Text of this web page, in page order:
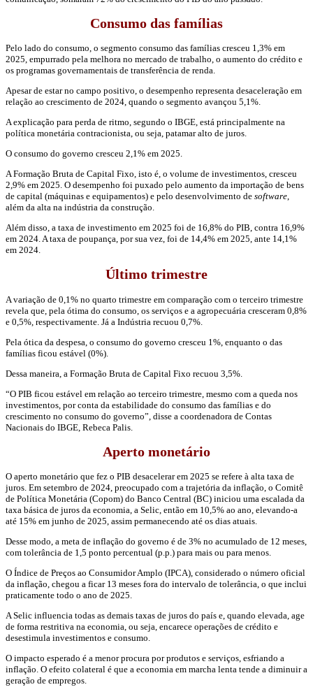
Consumo das famílias
Pelo lado do consumo, o segmento consumo das famílias cresceu 1,3% em
2025, empurrado pela melhora no mercado de trabalho, o aumento do crédito e
os programas governamentais de transferência de renda.
Apesar de estar no campo positivo, o desempenho representa desaceleração em
relação ao crescimento de 2024, quando o segmento avançou 5,1%.
A explicação para perda de ritmo, segundo o IBGE, está principalmente na
política monetária contracionista, ou seja, patamar alto de juros.
O consumo do governo cresceu 2,1% em 2025.
A Formação Bruta de Capital Fixo, isto é, o volume de investimentos, cresceu
2,9% em 2025. O desempenho foi puxado pelo aumento da importação de bens
de capital (máquinas e equipamentos) e pelo desenvolvimento de software,
além da alta na indústria da construção.
Além disso, a taxa de investimento em 2025 foi de 16,8% do PIB, contra 16,9%
em 2024. A taxa de poupança, por sua vez, foi de 14,4% em 2025, ante 14,1%
em 2024.
Último trimestre
A variação de 0,1% no quarto trimestre em comparação com o terceiro trimestre
revela que, pela ótima do consumo, os serviços e a agropecuária cresceram 0,8%
e 0,5%, respectivamente. Já a Indústria recuou 0,7%.
Pela ótica da despesa, o consumo do governo cresceu 1%, enquanto o das
famílias ficou estável (0%).
Dessa maneira, a Formação Bruta de Capital Fixo recuou 3,5%.
“O PIB ficou estável em relação ao terceiro trimestre, mesmo com a queda nos
investimentos, por conta da estabilidade do consumo das famílias e do
crescimento no consumo do governo”, disse a coordenadora de Contas
Nacionais do IBGE, Rebeca Palis.
Aperto monetário
O aperto monetário que fez o PIB desacelerar em 2025 se refere à alta taxa de
juros. Em setembro de 2024, preocupado com a trajetória da inflação, o Comitê
de Política Monetária (Copom) do Banco Central (BC) iniciou uma escalada da
taxa básica de juros da economia, a Selic, então em 10,5% ao ano, elevando-a
até 15% em junho de 2025, assim permanecendo até os dias atuais.
Desse modo, a meta de inflação do governo é de 3% no acumulado de 12 meses,
com tolerância de 1,5 ponto percentual (p.p.) para mais ou para menos.
O Índice de Preços ao Consumidor Amplo (IPCA), considerado o número oficial
da inflação, chegou a ficar 13 meses fora do intervalo de tolerância, o que inclui
praticamente todo o ano de 2025.
A Selic influencia todas as demais taxas de juros do país e, quando elevada, age
de forma restritiva na economia, ou seja, encarece operações de crédito e
desestimula investimentos e consumo.
O impacto esperado é a menor procura por produtos e serviços, esfriando a
inflação. O efeito colateral é que a economia em marcha lenta tende a diminuir a
geração de empregos.